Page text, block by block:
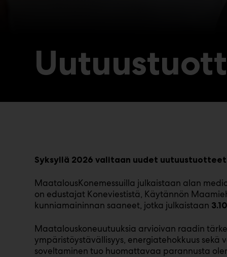
Syksyllä 2026 valitaan uudet
MaatalousKonemessuilla julkaistaan alan
on edustajat Koneviestistä, Käytännön
kunniamaininnan saaneet, jotka julkaistaan
Maatalouskoneuutuuksia arvioivan raadin
ympäristöystävällisyys, energiatehokkuus
soveltaminen tuo huomattavaa parannusta